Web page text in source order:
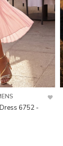
6752 -